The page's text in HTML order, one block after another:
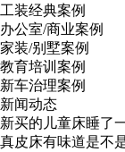
工装经典案例
办公室/商业案例
家装/别墅案例
教育培训案例
新车治理案例
新闻动态
新买的儿童床睡了
真皮床有味道是不